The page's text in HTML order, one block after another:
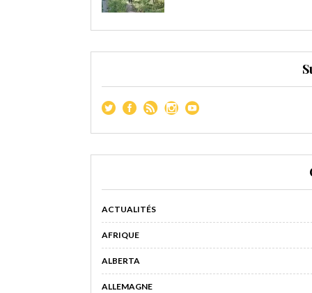
ACTUALITÉS
AFRIQUE
ALBERTA
ALLEMAGNE